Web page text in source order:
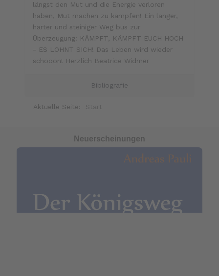
längst den Mut und die Energie verloren
haben, Mut machen zu kämpfen! Ein langer,
harter und steiniger Weg bus zur
Überzeugung: KÄMPFT, KÄMPFT EUCH HOCH
- ES LOHNT SICH! Das Leben wird wieder
schööön! Herzlich Beatrice Widmer
Bibliografie
Aktuelle Seite:
Neuerscheinungen